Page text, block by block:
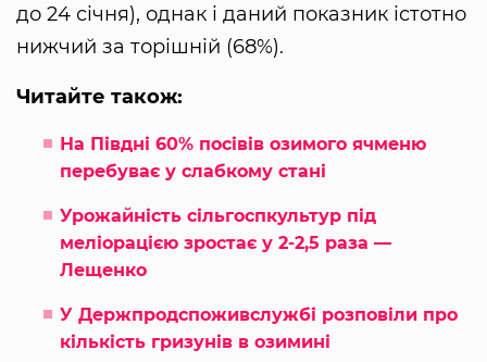
до 24 січня), однак і даний показник істотно
нижчий за торішній (68%).
Читайте також:
На Півдні 60% посівів озимого ячменю
перебуває у слабкому стані
Урожайність сільгоспкультур під
меліорацією зростає у 2-2,5 раза —
Лещенко
У Держпродспоживслужбі розповіли про
кількість гризунів в озимині